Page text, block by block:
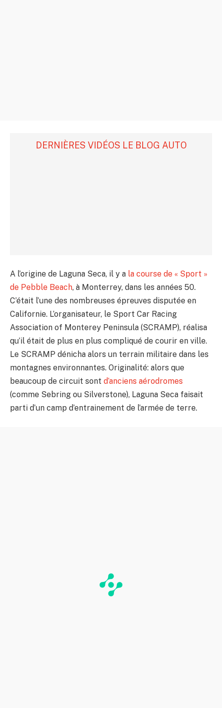
DERNIÈRES VIDÉOS LE BLOG AUTO
A l’origine de Laguna Seca, il y a la course de « Sport »
de Pebble Beach, à Monterrey, dans les années 50.
C’était l’une des nombreuses épreuves disputée en
Californie. L’organisateur, le Sport Car Racing
Association of Monterey Peninsula (SCRAMP), réalisa
qu’il était de plus en plus compliqué de courir en ville.
Le SCRAMP dénicha alors un terrain militaire dans les
montagnes environnantes. Originalité: alors que
beaucoup de circuit sont d’anciens aérodromes
(comme Sebring ou Silverstone), Laguna Seca faisait
parti d’un camp d’entrainement de l’armée de terre.